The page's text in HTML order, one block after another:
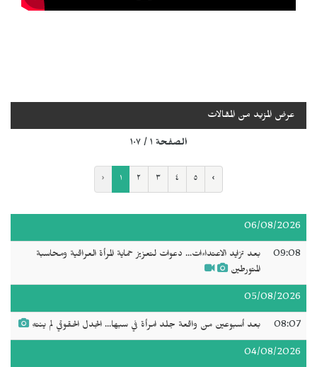
عرض المزيد من المقالات
الصفحة ١ / ١٠٧
‹ ١ ٢ ٣ ٤ ٥ ›
06/08/2026
09:08
بعد تزايد الاعتداءات... دعوات لتعزيز حماية المرأة العراقية ومحاسبة
المتورطين
05/08/2026
08:07 بعد أسبوعين من واقعة جلد امرأة في سبها... الجدل الحقوقي لم ينتهِ
04/08/2026